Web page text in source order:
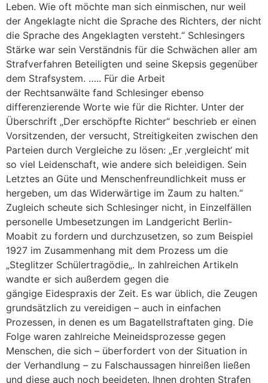
Leben. Wie oft möchte man sich einmischen, nur weil
der Angeklagte nicht die Sprache des Richters, der nicht
die Sprache des Angeklagten versteht.“ Schlesingers
Stärke war sein Verständnis für die Schwächen aller am
Strafverfahren Beteiligten und seine Skepsis gegenüber
dem Strafsystem. ….. Für die Arbeit
der Rechtsanwälte fand Schlesinger ebenso
differenzierende Worte wie für die Richter. Unter der
Überschrift „Der erschöpfte Richter“ beschrieb er einen
Vorsitzenden, der versucht, Streitigkeiten zwischen den
Parteien durch Vergleiche zu lösen: „Er ‚vergleicht‘ mit
so viel Leidenschaft, wie andere sich beleidigen. Sein
Letztes an Güte und Menschenfreundlichkeit muss er
hergeben, um das Widerwärtige im Zaum zu halten.“
Zugleich scheute sich Schlesinger nicht, in Einzelfällen
personelle Umbesetzungen im Landgericht Berlin-
Moabit zu fordern und durchzusetzen, so zum Beispiel
1927 im Zusammenhang mit dem Prozess um die
„Steglitzer Schülertragödie„. In zahlreichen Artikeln
wandte er sich außerdem gegen die
gängige Eidespraxis der Zeit. Es war üblich, die Zeugen
grundsätzlich zu vereidigen – auch in einfachen
Prozessen, in denen es um Bagatellstraftaten ging. Die
Folge waren zahlreiche Meineidsprozesse gegen
Menschen, die sich – überfordert von der Situation in
der Verhandlung – zu Falschaussagen hinreißen ließen
und diese auch noch beeideten. Ihnen drohten Strafen